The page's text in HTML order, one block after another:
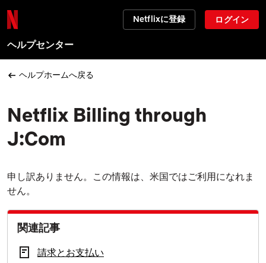
Netflixに登録 ログイン
ヘルプセンター
ヘルプホームへ戻る
Netflix Billing through
J:Com
申し訳ありません。この情報は、米国ではご利用になれま
せん。
関連記事
請求とお支払い